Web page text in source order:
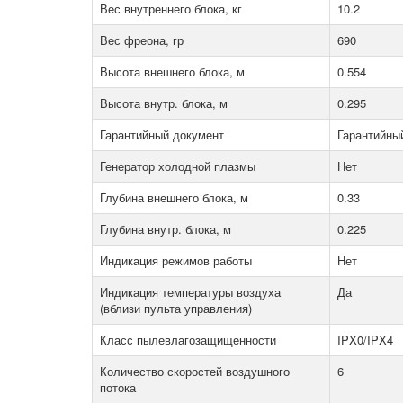
Вес внутреннего блока, кг
10.2
Вес фреона, гр
690
Высота внешнего блока, м
0.554
Высота внутр. блока, м
0.295
Гарантийный документ
Генератор холодной плазмы
Нет
Глубина внешнего блока, м
0.33
Глубина внутр. блока, м
0.225
Индикация режимов работы
Нет
Индикация температуры воздуха
(вблизи пульта управления)
Да
Класс пылевлагозащищенности
IPX0/IPX4
Количество скоростей воздушного
потока
6